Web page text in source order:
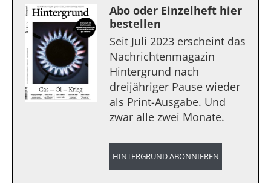
Abo oder Einzelheft hier
bestellen
Seit Juli 2023 erscheint das
Nachrichtenmagazin
Hintergrund nach
dreijähriger Pause wieder
als Print-Ausgabe. Und
zwar alle zwei Monate.
HINTERGRUND ABONNIEREN